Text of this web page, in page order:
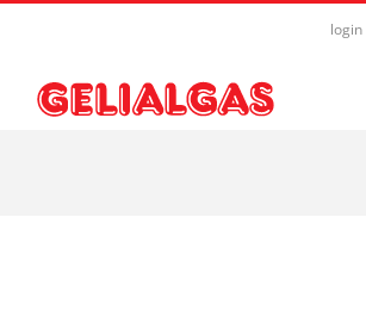
conteúdo
login